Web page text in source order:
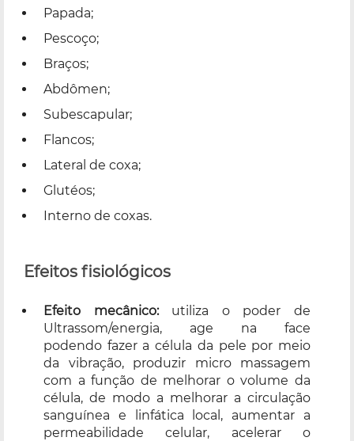
Papada;
Pescoço;
Braços;
Abdômen;
Subescapular;
Flancos;
Lateral de coxa;
Glutéos;
Interno de coxas.
Efeitos fisiológicos
Efeito mecânico:utiliza o poder de
Ultrassom/energia, age na face
podendo fazer a célula da pele por meio
da vibração, produzir micro massagem
com a função de melhorar o volume da
célula, de modo a melhorar a circulação
sanguínea e linfática local, aumentar a
permeabilidade celular, acelerar o